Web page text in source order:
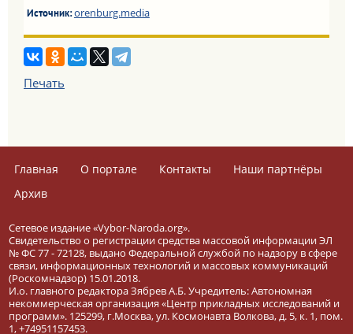
Источник:orenburg.media
Печать
Главная О портале Контакты
Наши партнёры
Архив
Сетевое издание «Vybor-Naroda.org».
Свидетельство о регистрации средства массовой информации ЭЛ
№ ФС 77 - 72128, выдано Федеральной службой по надзору в сфере
связи, информационных технологий и массовых коммуникаций
(Роскомнадзор) 15.01.2018.
И.о. главного редактора Зябрев А.Б. Учредитель: Автономная
некоммерческая организация «Центр прикладных исследований и
программ». 125299, г.Москва, ул. Космонавта Волкова, д. 5, к. 1, пом.
1, +74951157453.